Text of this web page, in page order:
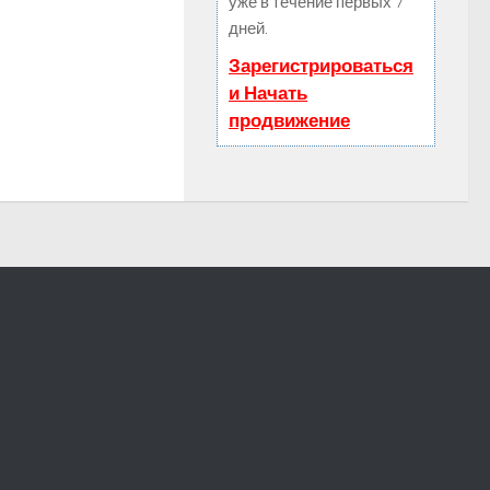
дней.
Зарегистрироваться
и Начать
продвижение